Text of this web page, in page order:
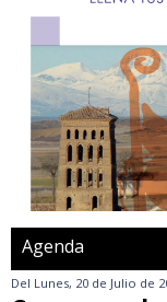
Agenda
Del Lunes, 20 de Julio de